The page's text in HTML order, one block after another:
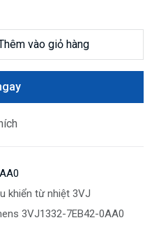
vào giỏ hàng
khiển từ nhiệt 3VJ
3VJ1332-7EB42-0AA0